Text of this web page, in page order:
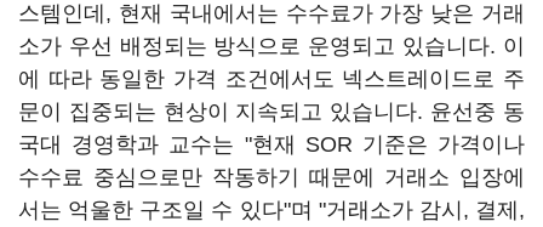
스템인데, 현재 국내에서는 수수료가 가장 낮은 거래
소가 우선 배정되는 방식으로 운영되고 있습니다. 이
에 따라 동일한 가격 조건에서도 넥스트레이드로 주
문이 집중되는 현상이 지속되고 있습니다. 윤선중 동
국대 경영학과 교수는 "현재 SOR 기준은 가격이나
수수료 중심으로만 작동하기 때문에 거래소 입장에
서는 억울한 구조일 수 있다"며 "거래소가 감시, 결제,